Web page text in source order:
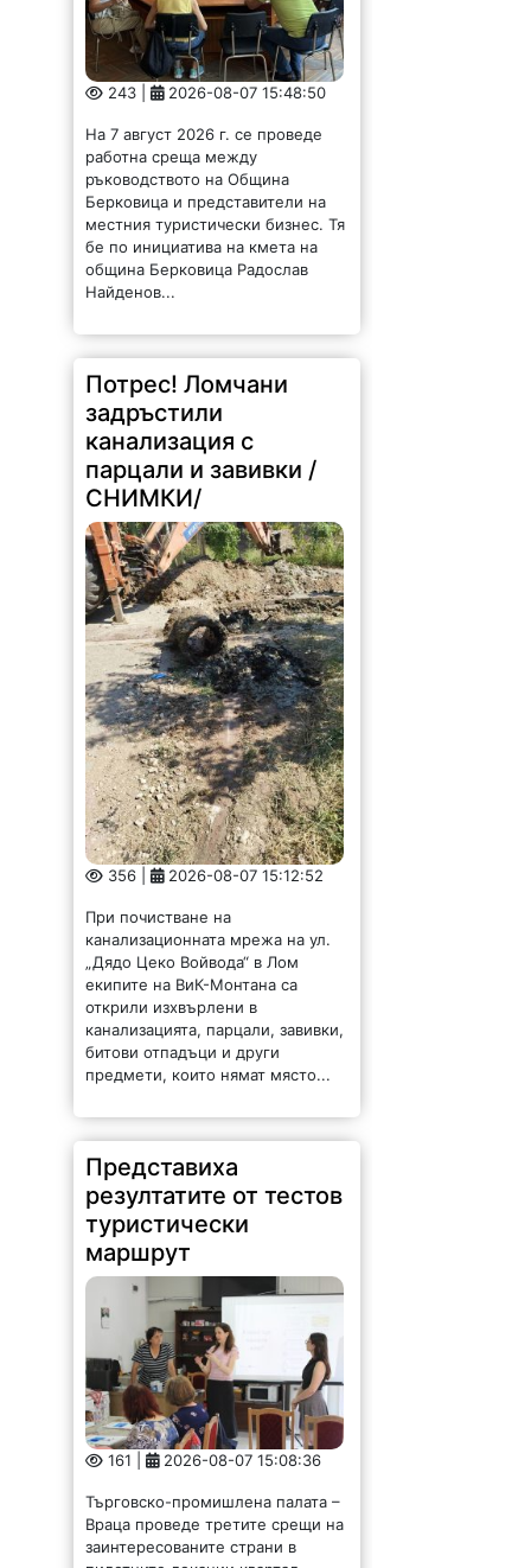
243 | 2026-08-07 15:48:50
На 7 август 2026 г. се проведе
работна среща между
ръководството на Община
Берковица и представители на
местния туристически бизнес. Тя
бе по инициатива на кмета на
община Берковица Радослав
Найденов...
Потрес! Ломчани
задръстили
канализация с
парцали и завивки /
СНИМКИ/
356 | 2026-08-07 15:12:52
При почистване на
канализационната мрежа на ул.
„Дядо Цеко Войвода“ в Лом
екипите на ВиК-Монтана са
открили изхвърлени в
канализацията, парцали, завивки,
битови отпадъци и други
предмети, които нямат място...
Представиха
резултатите от тестов
туристически
маршрут
161 | 2026-08-07 15:08:36
Търговско-промишлена палата –
Враца проведе третите срещи на
заинтересованите страни в